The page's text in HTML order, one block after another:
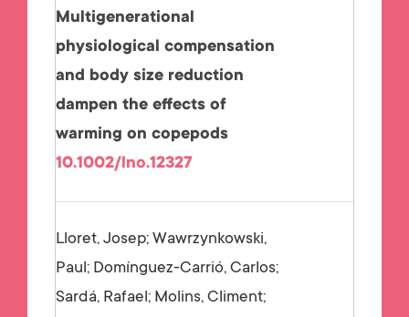
Multigenerational
physiological compensation
and body size reduction
dampen the effects of
warming on copepods
10.1002/lno.12327
Lloret, Josep; Wawrzynkowski,
Paul; Domínguez-Carrió, Carlos;
Sardá, Rafael; Molins, Climent;